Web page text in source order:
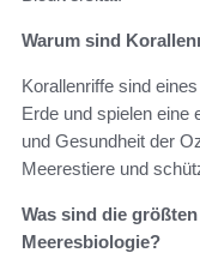
Warum sind
Korallenriffe sind
Erde und spielen eine
und Gesundheit der
Meerestiere und
Was sind die
Meeresbiologie?